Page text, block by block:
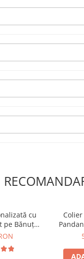
și eleganță,
a fi purtat zilnic
cu
pe Bănuț
Aur
Aur,